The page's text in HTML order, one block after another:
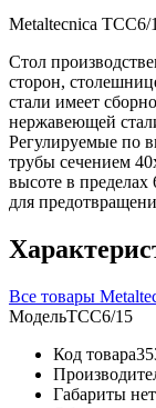
Metaltecnica TCC6/
Стол
сторон,
стали имеет
нержавеющей
Регулируемые по
трубы сечением
высоте в
для
Все товары
МодельTCC6/15
Код товара
Габариты